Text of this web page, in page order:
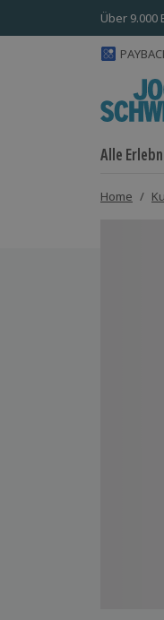
Über 9.000
Alle
Home /